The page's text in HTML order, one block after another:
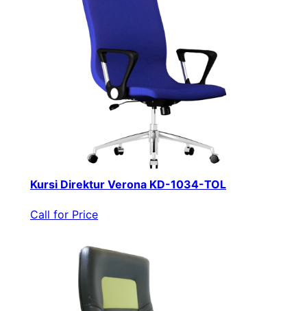
Kursi Direktur Verona KD-1034-TOL
Call for Price